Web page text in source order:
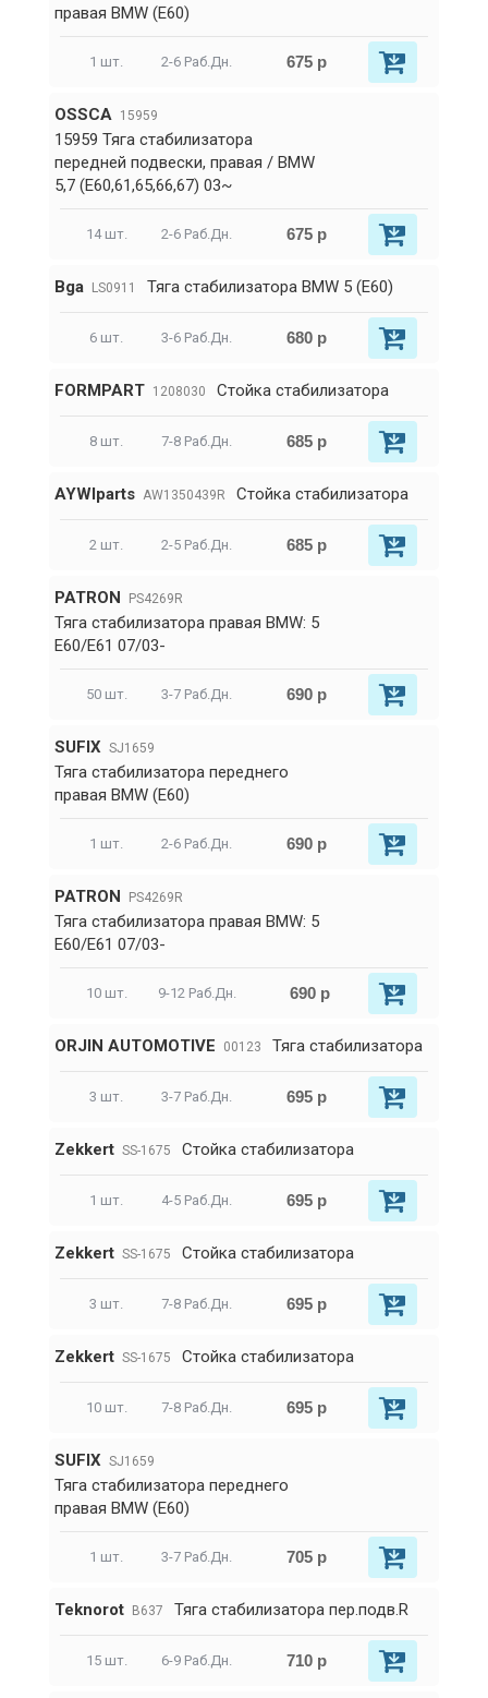
правая BMW (E60)
1 шт. 2-6 Раб.Дн. 675 р
OSSCA 15959
15959 Тяга стабилизатора
передней подвески, правая / BMW
5,7 (E60,61,65,66,67) 03~
14 шт. 2-6 Раб.Дн. 675 р
Bga LS0911 Тяга стабилизатора BMW 5 (E60)
6 шт. 3-6 Раб.Дн. 680 р
FORMPART 1208030 Стойка стабилизатора
8 шт. 7-8 Раб.Дн. 685 р
AYWIparts AW1350439R Стойка стабилизатора
2 шт. 2-5 Раб.Дн. 685 р
PATRON PS4269R
Тяга стабилизатора правая BMW: 5
E60/E61 07/03-
50 шт. 3-7 Раб.Дн. 690 р
SUFIX SJ1659
Тяга стабилизатора переднего
правая BMW (E60)
1 шт. 2-6 Раб.Дн. 690 р
PATRON PS4269R
Тяга стабилизатора правая BMW: 5
E60/E61 07/03-
10 шт. 9-12 Раб.Дн. 690 р
ORJIN AUTOMOTIVE 00123 Тяга стабилизатора
3 шт. 3-7 Раб.Дн. 695 р
Zekkert SS-1675 Стойка стабилизатора
1 шт. 4-5 Раб.Дн. 695 р
Zekkert SS-1675 Стойка стабилизатора
3 шт. 7-8 Раб.Дн. 695 р
Zekkert SS-1675 Стойка стабилизатора
10 шт. 7-8 Раб.Дн. 695 р
SUFIX SJ1659
Тяга стабилизатора переднего
правая BMW (E60)
1 шт. 3-7 Раб.Дн. 705 р
Teknorot B637 Тяга стабилизатора пер.подв.R
15 шт. 6-9 Раб.Дн. 710 р